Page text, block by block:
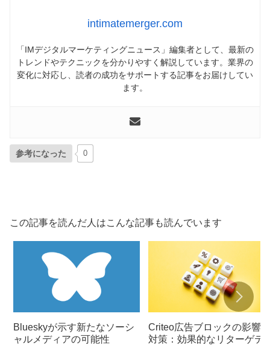
intimatemerger.com
「IMデジタルマーケティングニュース」編集者として、最新の
トレンドやテクニックを分かりやすく解説しています。業界の
変化に対応し、読者の成功をサポートする記事をお届けしてい
ます。
参考になった 0
この記事を読んだ人はこんな記事も読んでいます
Blueskyが示す新たなソーシ
ャルメディアの可能性
Criteo広告ブロックの影響と
対策：効果的なリターゲテ